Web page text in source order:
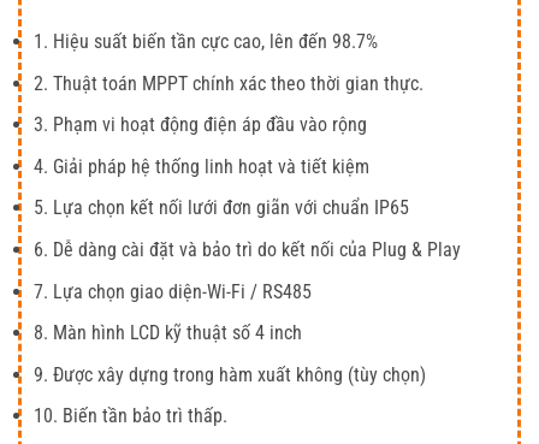
1. Hiệu suất biến tần cực cao, lên đến 98.7%
2. Thuật toán MPPT chính xác theo thời gian thực.
3. Phạm vi hoạt động điện áp đầu vào rộng
4. Giải pháp hệ thống linh hoạt và tiết kiệm
5. Lựa chọn kết nối lưới đơn giãn với chuẩn IP65
6. Dễ dàng cài đặt và bảo trì do kết nối của Plug & Play
7. Lựa chọn giao diện-Wi-Fi / RS485
8. Màn hình LCD kỹ thuật số 4 inch
9. Được xây dựng trong hàm xuất không (tùy chọn)
10. Biến tần bảo trì thấp.